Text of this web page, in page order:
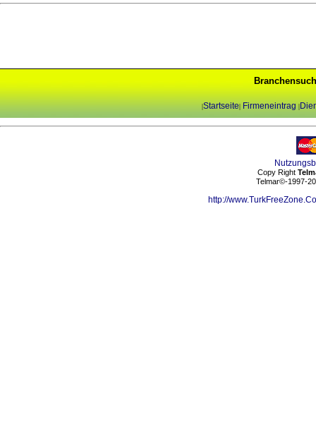
|Startseite| Firmeneintrag |
Copy Right
Telmar©-1997-
http://